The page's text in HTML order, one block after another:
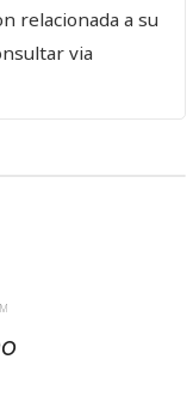
relacionada a su
via